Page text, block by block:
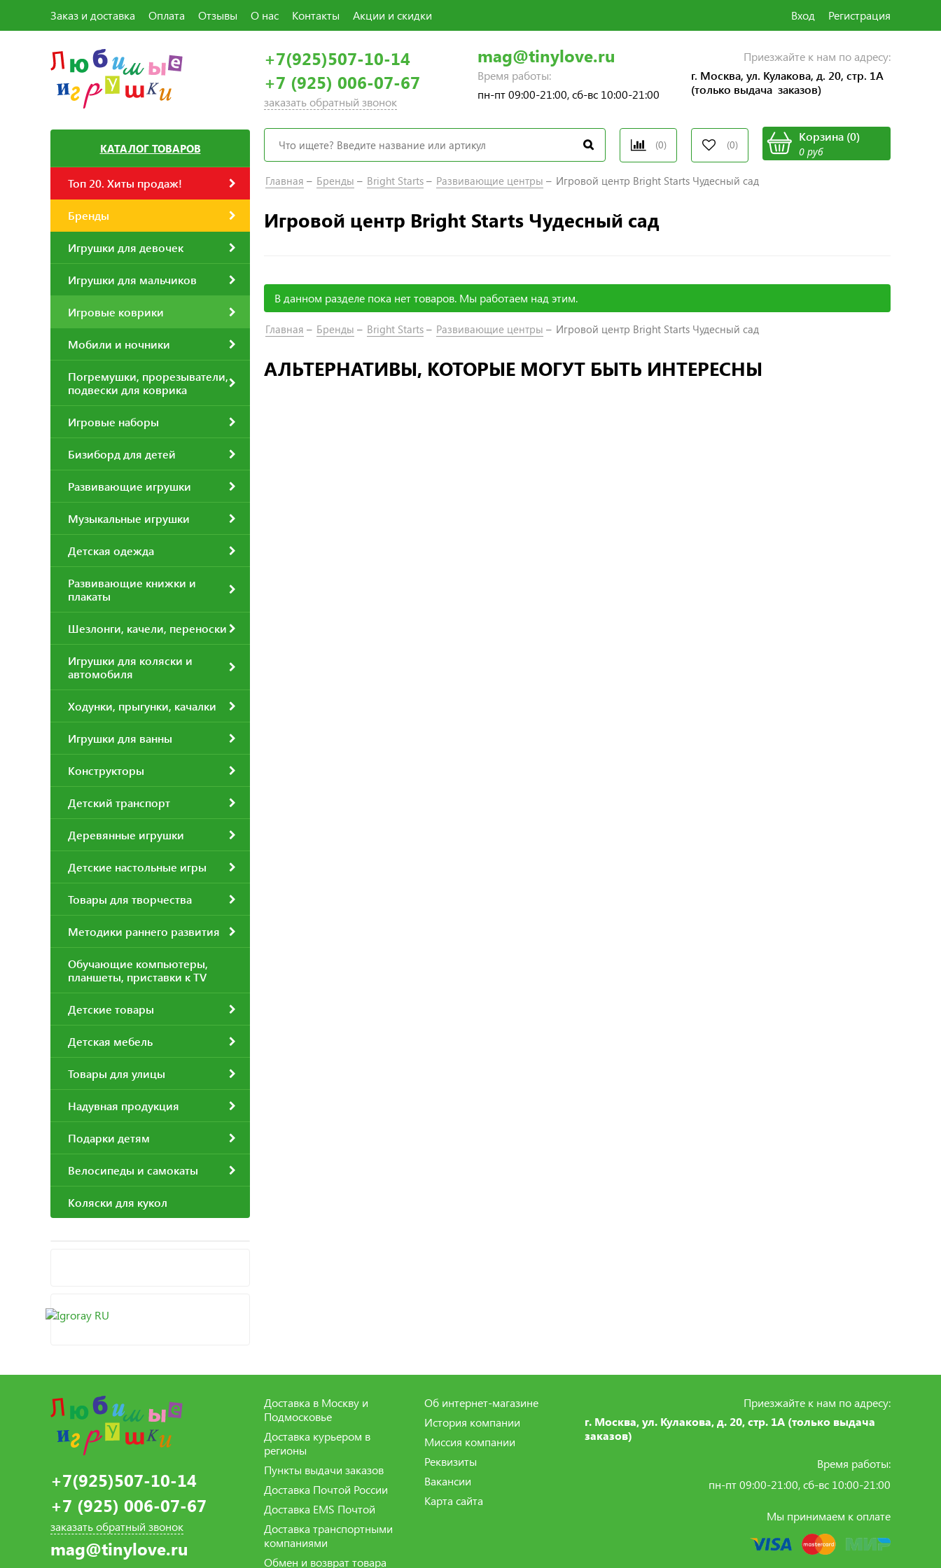
Заказ и доставка Оплата Отзывы О нас Контакты Акции и скидки Вход Регистрация
+7(925)507-10-14
+7 (925) 006-07-67
заказать обратный звонок
mag@tinylove.ru
Время работы:
пн-пт 09:00-21:00, сб-вс 10:00-21:00
Приезжайте к нам по адресу:
г. Москва, ул. Кулакова, д. 20, стр. 1А
(только выдача заказов)
(0) (0)
Корзина(0)
0 руб
КАТАЛОГ ТОВАРОВ
Топ 20. Хиты продаж!
Бренды
Игрушки для девочек
Игрушки для мальчиков
Игровые коврики
Мобили и ночники
Погремушки, прорезыватели,
подвески для коврика
Игровые наборы
Бизиборд для детей
Развивающие игрушки
Музыкальные игрушки
Детская одежда
Развивающие книжки и
плакаты
Шезлонги, качели, переноски
Игрушки для коляски и
автомобиля
Ходунки, прыгунки, качалки
Игрушки для ванны
Конструкторы
Детский транспорт
Деревянные игрушки
Детские настольные игры
Товары для творчества
Методики раннего развития
Обучающие компьютеры,
планшеты, приставки к TV
Детские товары
Детская мебель
Товары для улицы
Надувная продукция
Подарки детям
Велосипеды и самокаты
Коляски для кукол
Главная Бренды Bright Starts Развивающие центры Игровой центр Bright Starts Чудесный сад
Игровой центр Bright Starts Чудесный сад
В данном разделе пока нет товаров. Мы работаем над этим.
Главная Бренды Bright Starts Развивающие центры Игровой центр Bright Starts Чудесный сад
АЛЬТЕРНАТИВЫ, КОТОРЫЕ МОГУТ БЫТЬ ИНТЕРЕСНЫ
+7(925)507-10-14
+7 (925) 006-07-67
заказать обратный звонок
mag@tinylove.ru
Доставка в Москву и
Подмосковье
Доставка курьером в
регионы
Пункты выдачи заказов
Доставка Почтой России
Доставка EMS Почтой
Доставка транспортными
компаниями
Обмен и возврат товара
Об интернет-магазине
История компании
Миссия компании
Реквизиты
Вакансии
Карта сайта
Приезжайте к нам по адресу:
г. Москва, ул. Кулакова, д. 20, стр. 1А (только выдача
заказов)
Время работы:
пн-пт 09:00-21:00, сб-вс 10:00-21:00
Мы принимаем к оплате